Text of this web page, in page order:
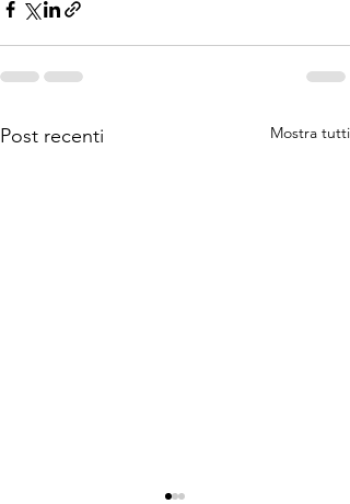
Post recenti Mostra tutti